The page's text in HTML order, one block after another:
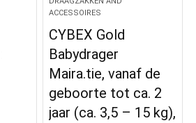
ACCESSOIRES
CYBEX Gold
Babydrager
Maira.tie, vanaf de
geboorte tot ca. 2
jaar (ca. 3,5 – 15 kg),